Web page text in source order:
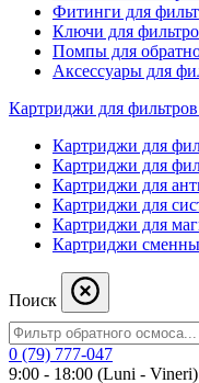
Фитинги для
Ключи для
Помпы для
Аксессуары для
Картриджи для
Картриджи для
Картриджи для
Картриджи для
Картриджи для
Картриджи для
Картриджи
Поиск
0 (79) 777-047
9:00 - 18:00 (Luni - Vineri)